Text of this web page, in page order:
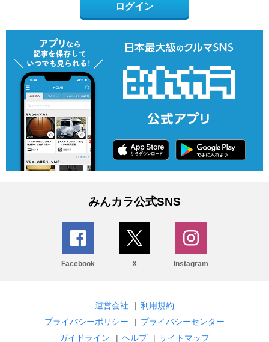
ログイン
みんカラ公式SNS
Facebook X Instagram
運営会社 | 利用規約
プライバシーポリシー
| プライバシーセンター
ガイドライン
| ヘルプ | サイトマップ